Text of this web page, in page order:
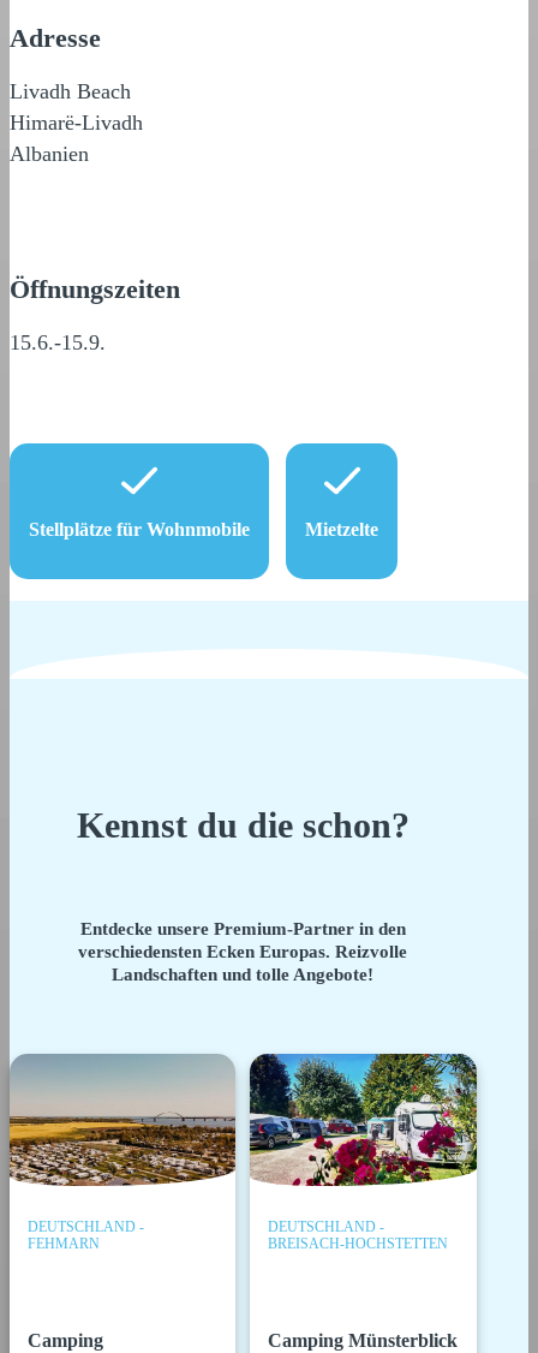
Adresse
Livadh Beach
Himarë-Livadh
Albanien
Öffnungszeiten
15.6.-15.9.
Stellplätze für Wohnmobile Mietzelte
Kennst du die schon?
Entdecke unsere Premium-Partner in den
verschiedensten Ecken Europas. Reizvolle
Landschaften und tolle Angebote!
DEUTSCHLAND -
FEHMARN
Camping
DEUTSCHLAND -
BREISACH-HOCHSTETTEN
Camping Münsterblick